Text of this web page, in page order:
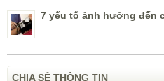
7 yếu tố ảnh hưởng đến
CHIA SẺ THÔNG TIN